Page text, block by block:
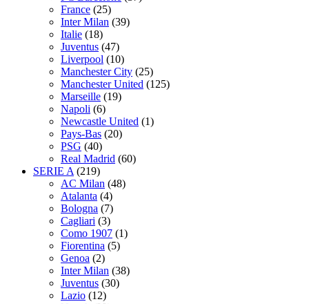
France (25)
Inter Milan (39)
Italie (18)
Juventus (47)
Liverpool (10)
Manchester City (25)
Manchester United (125)
Marseille (19)
Napoli (6)
Newcastle United (1)
Pays-Bas (20)
PSG (40)
Real Madrid (60)
SERIE A (219)
AC Milan (48)
Atalanta (4)
Bologna (7)
Cagliari (3)
Como 1907 (1)
Fiorentina (5)
Genoa (2)
Inter Milan (38)
Juventus (30)
Lazio (12)